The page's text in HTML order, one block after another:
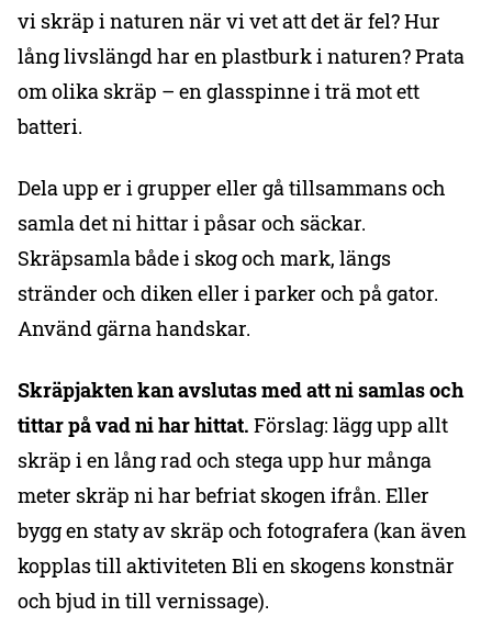
vi skräp i naturen när vi vet att det är fel? Hur
lång livslängd har en plastburk i naturen? Prata
om olika skräp – en glasspinne i trä mot ett
batteri.
Dela upp er i grupper eller gå tillsammans och
samla det ni hittar i påsar och säckar.
Skräpsamla både i skog och mark, längs
stränder och diken eller i parker och på gator.
Använd gärna handskar.
Skräpjakten kan avslutas med att ni samlas och
tittar på vad ni har hittat. Förslag: lägg upp allt
skräp i en lång rad och stega upp hur många
meter skräp ni har befriat skogen ifrån. Eller
bygg en staty av skräp och fotografera (kan även
kopplas till aktiviteten Bli en skogens konstnär
och bjud in till vernissage).